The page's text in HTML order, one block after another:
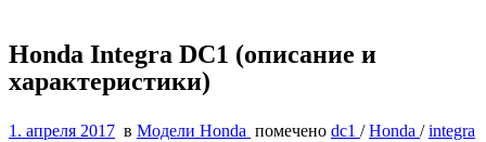
Honda Integra DC1 (описание и
характеристики)
1. апреля 2017 в Модели Honda помечено dc1 /Honda /integra